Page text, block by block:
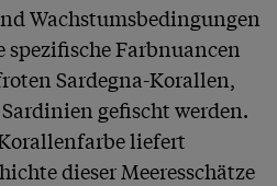
Wachstumsbedingungen
spezifische Farbnuancen
Sardegna-Korallen,
gefischt werden.
liefert
dieser Meeresschätze